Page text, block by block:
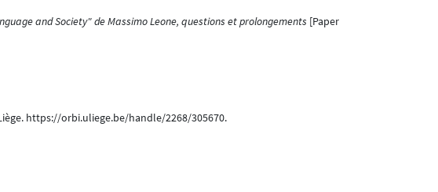
and Society" de Massimo Leone, questions et prolongements [Paper
https://orbi.uliege.be/handle/2268/305670.